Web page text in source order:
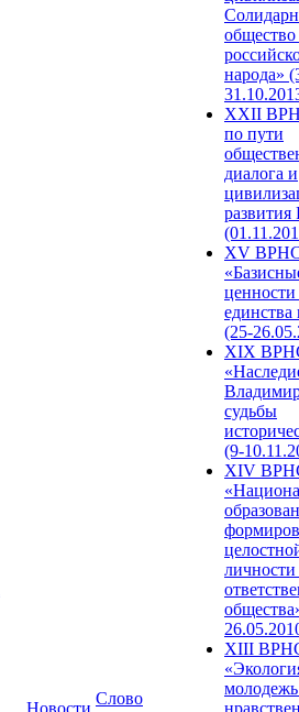
Новости
Слово
народа»
XXII
по пути
диалога и
развития
XV
единства
(25-
XIX
судьбы
(9-
XIV
XIII